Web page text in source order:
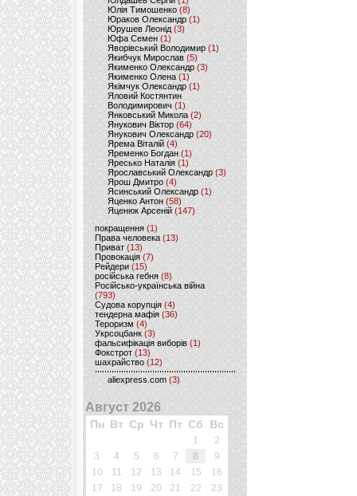
Юлія Тимошенко (8)
Юраков Олександр (1)
Юрушев Леонід (3)
Юфа Семен (1)
Яворівський Володимир (1)
Якибчук Мирослав (5)
Якименко Олександр (3)
Якименко Олена(1)
Якімчук Олександр (1)
Яловий Костянтин
Володимирович (1)
Янковський Микола(2)
Янукович Віктор (64)
Янукович Олександр(20)
Ярема Віталій(4)
Яременко Богдан(1)
Яресько Наталія(1)
Ярославський Олександр (3)
Ярош Дмитро (4)
Ясинський Олександр (1)
Яценко Антон(58)
Яценюк Арсеній (147)
покращення (1)
Права человека(13)
Приват (13)
Провокація (7)
Рейдери (15)
російська гебня (8)
Російсько-українська війна
(793)
Судова корупція (4)
тендерна мафія (36)
Тероризм (4)
Укрсоцбанк (3)
фальсифікація виборів (1)
Фокстрот(13)
шахрайство (12)
aliexpress.com (3)
Август 2026
Пн Вт Ср Чт Пт Сб Вс
1
2
3
4 5 6 7 8
9
10
11 12 13 14 15
16
17
18 19 20 21 22
23